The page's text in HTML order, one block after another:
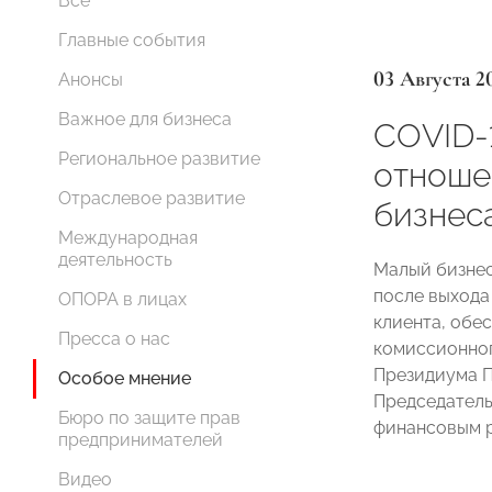
Главные события
Анонсы
Важное для бизнеса
Региональное развитие
Отраслевое развитие
Международная
деятельность
ОПОРА в лицах
Пресса о нас
Особое мнение
Бюро по защите прав
предпринимателей
Видео
03 Августа
СОVID-
Малый
после
клиента,
Президиума
финансовым